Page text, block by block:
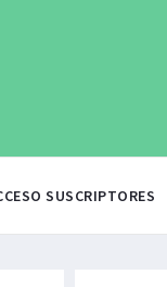
SUSCRIPTORES